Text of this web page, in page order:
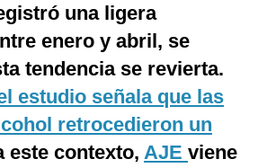
una ligera
enero y abril, se
tendencia se revierta.
estudio señala que las
retrocedieron un
este contexto, AJE viene